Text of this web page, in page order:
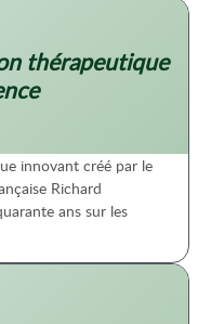
thérapeutique
innovant créé par le
Richard
ans sur les